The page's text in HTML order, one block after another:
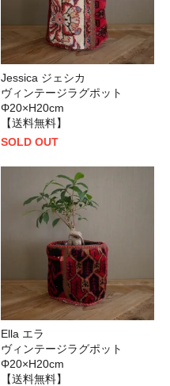
Jessica ジェシカ
ヴィンテージラグポット
Φ20×H20cm
【送料無料】
SOLD OUT
Ella エラ
ヴィンテージラグポット
Φ20×H20cm
【送料無料】